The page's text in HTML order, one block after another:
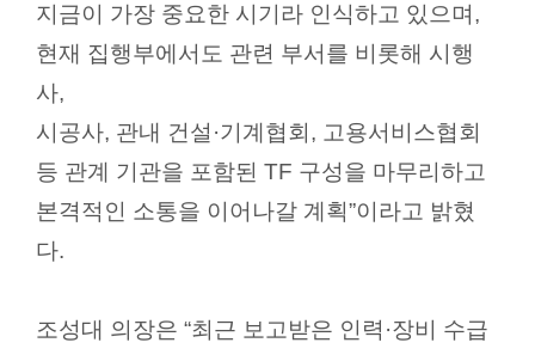
지금이 가장 중요한 시기라 인식하고 있으며 ,
현재 집행부에서도 관련 부서를 비롯해 시행
사,
시공사, 관내 건설 ·기계협회 , 고용서비스협회
등 관계 기관을 포함된 TF 구성을 마무리하고
본격적인 소통을 이어나갈 계획”이라고 밝혔
다.
조성대 의장은 “최근 보고받은 인력 ·장비 수급